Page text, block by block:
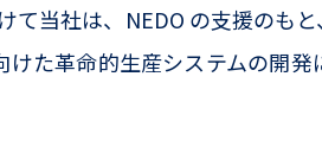
て当社は、NEDO の支援のも
た革命的生産システムの開